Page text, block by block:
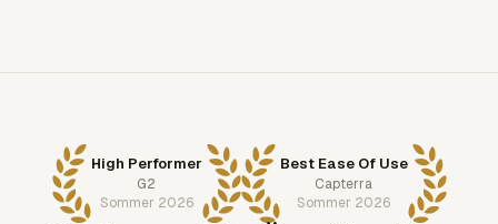
High Performer
G2
Sommer 2026
Best Ease Of Use
Capterra
Sommer 2026